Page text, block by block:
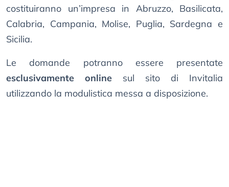
costituiranno un’impresa in Abruzzo, Basilicata,
Calabria, Campania, Molise, Puglia, Sardegna e
Sicilia.
Le domande potranno essere presentate
esclusivamente online sul sito di Invitalia
utilizzando la modulistica messa a disposizione.